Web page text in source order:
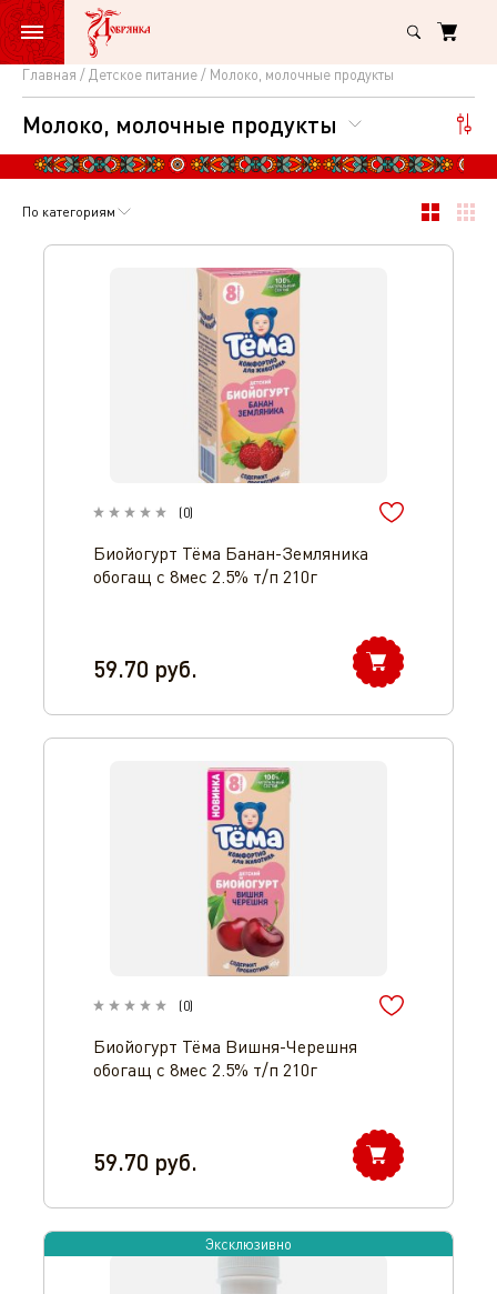
Главная Детское питание Молоко, молочные продукты
Молоко,
молочные
продукты
Молоко, молочные продукты
По категориям
(0)
Биойогурт Тёма Банан-Земляника
обогащ с 8мес 2.5% т/п 210г
59.70 руб.
(0)
Биойогурт Тёма Вишня-Черешня
обогащ с 8мес 2.5% т/п 210г
59.70 руб.
Эксклюзивно